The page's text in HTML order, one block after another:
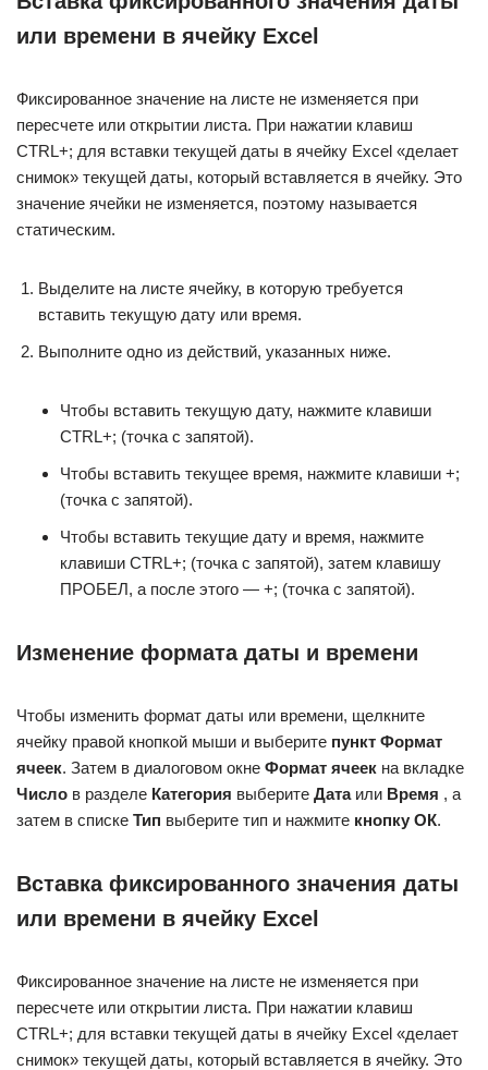
или времени в ячейку Excel
Фиксированное значение на листе не изменяется при
пересчете или открытии листа. При нажатии клавиш
CTRL+; для вставки текущей даты в ячейку Excel «делает
снимок» текущей даты, который вставляется в ячейку. Это
значение ячейки не изменяется, поэтому называется
статическим.
Выделите на листе ячейку, в которую требуется
вставить текущую дату или время.
Выполните одно из действий, указанных ниже.
Чтобы вставить текущую дату, нажмите клавиши
CTRL+; (точка с запятой).
Чтобы вставить текущее время, нажмите клавиши +;
(точка с запятой).
Чтобы вставить текущие дату и время, нажмите
клавиши CTRL+; (точка с запятой), затем клавишу
ПРОБЕЛ, а после этого — +; (точка с запятой).
Изменение формата даты и времени
Чтобы изменить формат даты или времени, щелкните
ячейку правой кнопкой мыши и выберите пункт Формат
ячеек. Затем в диалоговом окне Формат ячеек на вкладке
Число в разделе Категория выберите Датаили Время , а
затем в списке Тип выберите тип и нажмите кнопку ОК.
Вставка фиксированного значения даты
или времени в ячейку Excel
Фиксированное значение на листе не изменяется при
пересчете или открытии листа. При нажатии клавиш
CTRL+; для вставки текущей даты в ячейку Excel «делает
снимок» текущей даты, который вставляется в ячейку. Это